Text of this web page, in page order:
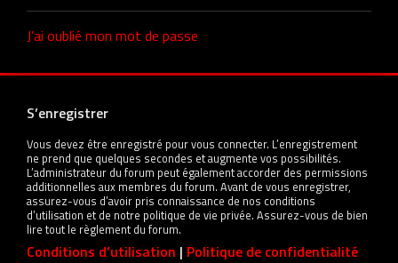
J’ai oublié mon mot de passe
S’enregistrer
Vous devez être enregistré pour vous connecter. L’enregistrement
ne prend que quelques secondes et augmente vos possibilités.
L’administrateur du forum peut également accorder des permissions
additionnelles aux membres du forum. Avant de vous enregistrer,
assurez-vous d’avoir pris connaissance de nos conditions
d’utilisation et de notre politique de vie privée. Assurez-vous de bien
lire tout le règlement du forum.
Conditions d’utilisation | Politique de confidentialité